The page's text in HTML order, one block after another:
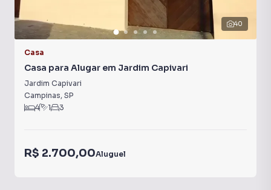
40
Casa
Casa para Alugar em Jardim Capivari
Jardim Capivari
Campinas, SP
4
1 3
R$ 2.700,00Aluguel